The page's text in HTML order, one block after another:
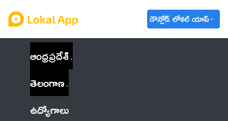
డౌన్లోడ్ లోకల్ యాప్
ఆంధ్రప్రదేశ్
తెలంగాణ
ఉద్యోగాలు